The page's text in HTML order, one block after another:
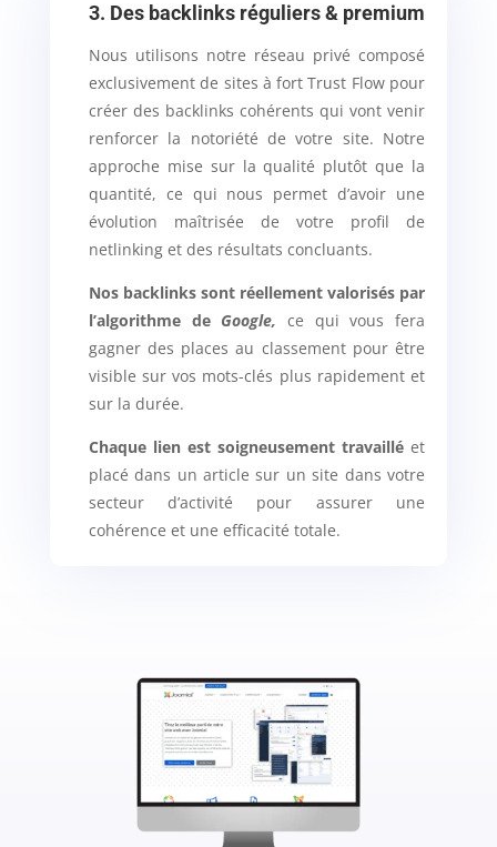
3. Des backlinks réguliers & premium
Nous utilisons notre réseau privé composé
exclusivement de sites à fort Trust Flow pour
créer des backlinks cohérents qui vont venir
renforcer la notoriété de votre site. Notre
approche mise sur la qualité plutôt que la
quantité, ce qui nous permet d’avoir une
évolution maîtrisée de votre profil de
netlinking et des résultats concluants.
Nos backlinks sont réellement valorisés par
l’algorithme de Google, ce qui vous fera
gagner des places au classement pour être
visible sur vos mots-clés plus rapidement et
sur la durée.
Chaque lien est soigneusement travailléet
placé dans un article sur un site dans votre
secteur d’activité pour assurer une
cohérence et une efficacité totale.